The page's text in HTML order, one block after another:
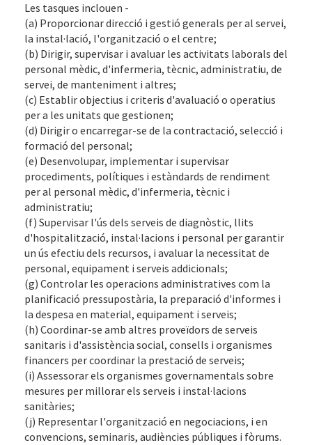
Les tasques inclouen -
(a) Proporcionar direcció i gestió generals per al servei,
la instal·lació, l'organització o el centre;
(b) Dirigir, supervisar i avaluar les activitats laborals del
personal mèdic, d'infermeria, tècnic, administratiu, de
servei, de manteniment i altres;
(c) Establir objectius i criteris d'avaluació o operatius
per a les unitats que gestionen;
(d) Dirigir o encarregar-se de la contractació, selecció i
formació del personal;
(e) Desenvolupar, implementar i supervisar
procediments, polítiques i estàndards de rendiment
per al personal mèdic, d'infermeria, tècnic i
administratiu;
(f) Supervisar l'ús dels serveis de diagnòstic, llits
d'hospitalització, instal·lacions i personal per garantir
un ús efectiu dels recursos, i avaluar la necessitat de
personal, equipament i serveis addicionals;
(g) Controlar les operacions administratives com la
planificació pressupostària, la preparació d'informes i
la despesa en material, equipament i serveis;
(h) Coordinar-se amb altres proveïdors de serveis
sanitaris i d'assistència social, consells i organismes
financers per coordinar la prestació de serveis;
(i) Assessorar els organismes governamentals sobre
mesures per millorar els serveis i instal·lacions
sanitàries;
(j) Representar l'organització en negociacions, i en
convencions, seminaris, audiències públiques i fòrums.